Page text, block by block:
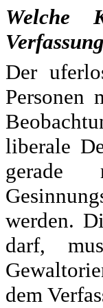
Welche
Der
Personen
liberale
gerade
werden.
darf,
dem